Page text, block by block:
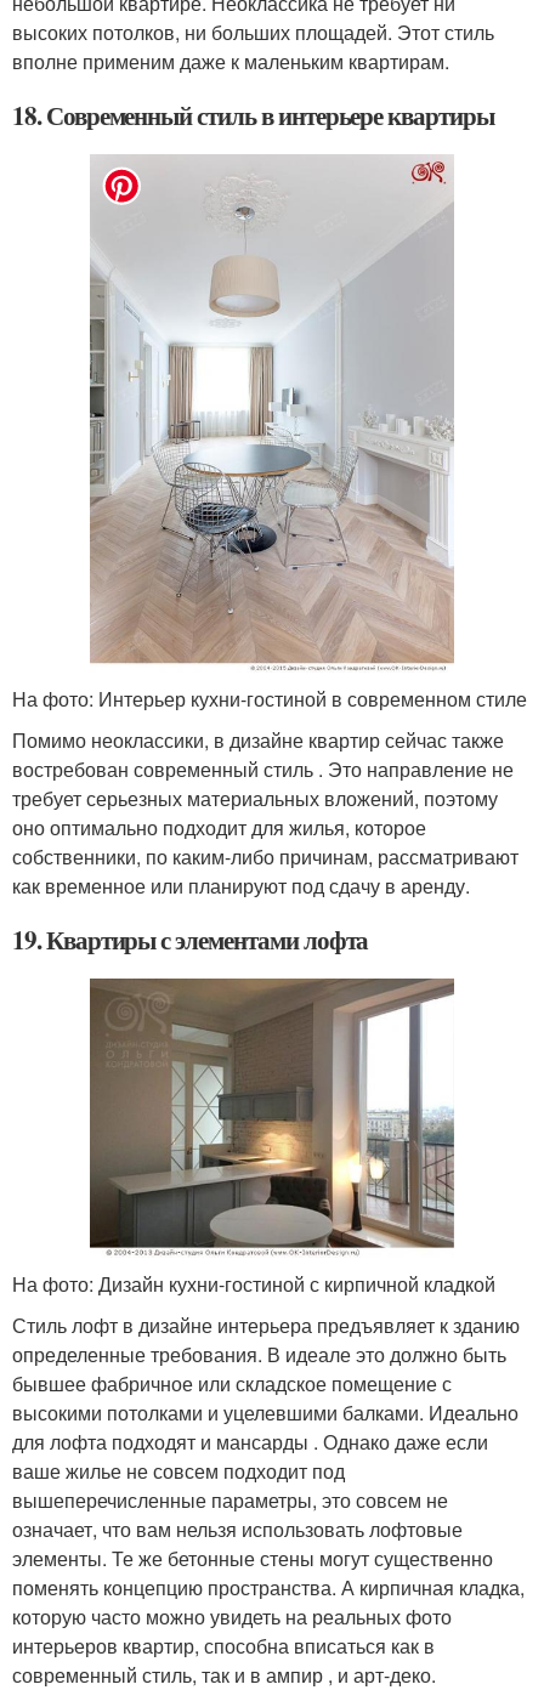
высоких потолков, ни больших площадей. Этот стиль
вполне применим даже к маленьким квартирам.
18. Современный стиль в интерьере квартиры
На фото: Интерьер кухни-гостиной в современном стиле
Помимо неоклассики, в дизайне квартир сейчас также
востребован современный стиль . Это направление не
требует серьезных материальных вложений, поэтому
оно оптимально подходит для жилья, которое
собственники, по каким-либо причинам, рассматривают
как временное или планируют под сдачу в аренду.
19. Квартиры с элементами лофта
На фото: Дизайн кухни-гостиной с кирпичной кладкой
Стиль лофт в дизайне интерьера предъявляет к зданию
определенные требования. В идеале это должно быть
бывшее фабричное или складское помещение с
высокими потолками и уцелевшими балками. Идеально
для лофта подходят и мансарды . Однако даже если
ваше жилье не совсем подходит под
вышеперечисленные параметры, это совсем не
означает, что вам нельзя использовать лофтовые
элементы. Те же бетонные стены могут существенно
поменять концепцию пространства. А кирпичная кладка,
которую часто можно увидеть на реальных фото
интерьеров квартир, способна вписаться как в
современный стиль, так и в ампир , и арт-деко.